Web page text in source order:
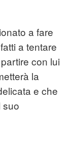
a fare
a tentare
con lui
la
e che
suo